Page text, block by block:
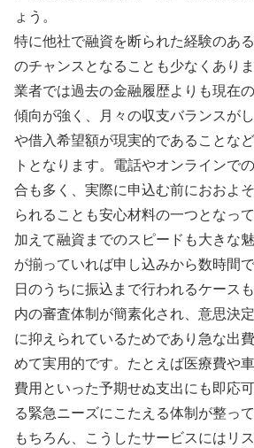
ょう。
特に他社で融資を断られた経験のあ
のチャンスとなることも少なくあり
業者では過去の金融履歴よりも現在
傾向が強く、月々の収支バランスが
や借入希望額が現実的であることな
トとなります。電話やオンラインで
合も多く、実際に申込む前におおよ
られることも安心材料の一つとなって
加えて融資までのスピードも大きな
が揃っていれば申し込みから数時間
日のうちに振込まで行われるケース
内の審査体制が簡素化され、意思決
に抑えられているためであり急な出
めて実用的です。たとえば医療費や
費用といった予期せぬ支出にも即応
る緊急ニーズにこたえる体制が整って
もちろん、こうしたサービスにはリ